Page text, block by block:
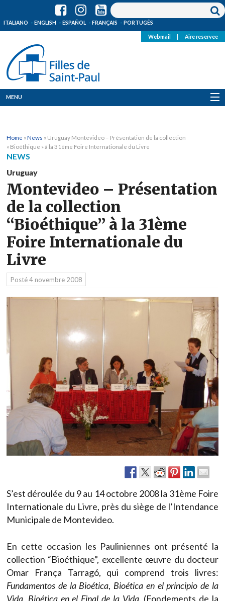
ITALIANO ENGLISH ESPAÑOL FRANÇAIS PORTUGÊS
Webmail Aire reservee
MENU
Où sommes-nous
Ressources
Media
Home »News » Uruguay Montevideo – Présentation de la collection
« Bioéthique » à la 31ème Foire Internationale du Livre
NEWS
Uruguay
Montevideo – Présentation
de la collection
“Bioéthique” à la 31ème
Foire Internationale du
Livre
Posté4 novembre 2008
S’est déroulée du 9 au 14 octobre 2008 la 31ème Foire
Internationale du Livre, près du siège de l’Intendance
Municipale de Montevideo.
En cette occasion les Pauliniennes ont présenté la
collection “Bioéthique”, excellente œuvre du docteur
Omar França Tarragó, qui comprend trois livres:
Fundamentos de la Bioética, Bioética en el principio de la
Vida, Bioética en el Final de la Vida. (Fondements de la